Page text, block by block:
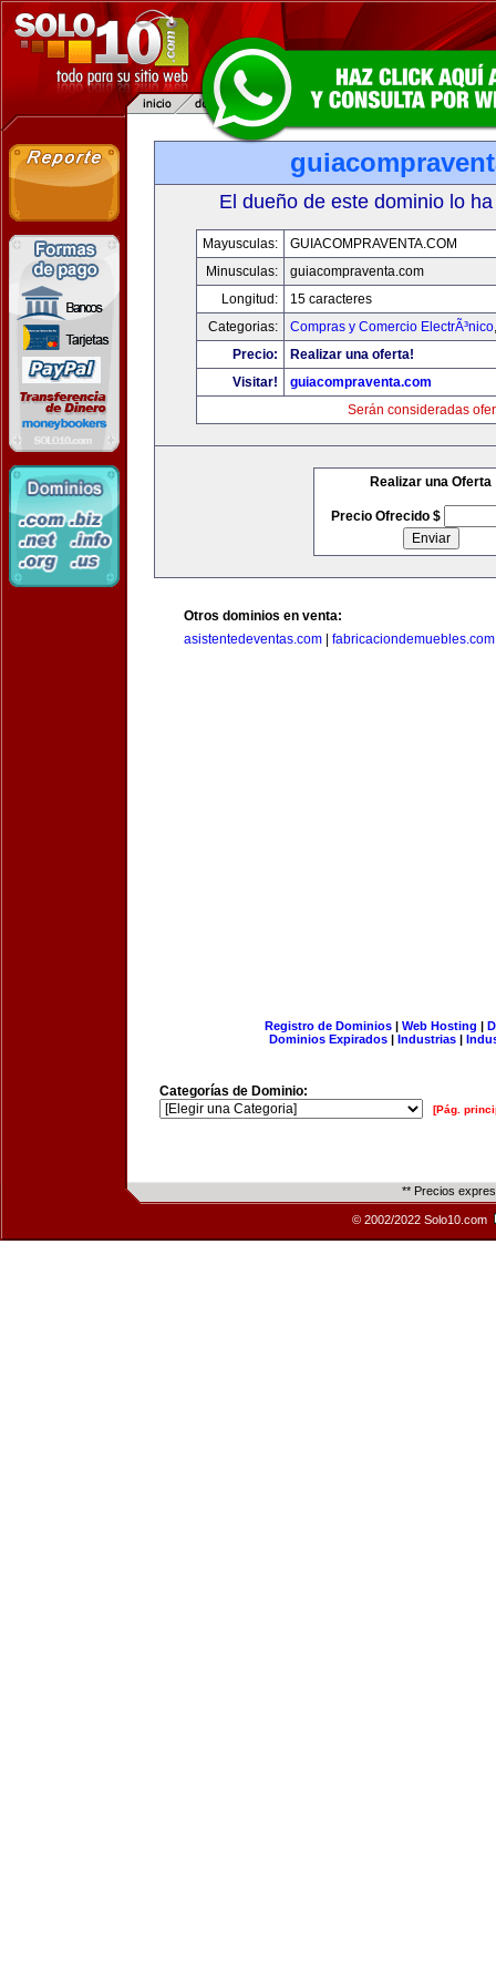
El dueño de este dominio lo
Mayusculas:
GUIACOMPRAVENTA.COM
Minusculas:
guiacompraventa.com
Longitud:
15 caracteres
Categorias:
Compras y Comercio ElectrÃ³nico
Precio:
Realizar una oferta!
Visitar!
guiacompraventa.com
Serán consideradas
Realizar una Oferta
Precio Ofrecido $
Otros dominios en venta:
asistentedeventas.com
fabricaciondemuebles.com
Registro de Dominios| Web Hosting |
Dominios Expirados | Industrias |
Categorías de Dominio:
[Pág.
** Precios
© 2002/2022 Solo10.com